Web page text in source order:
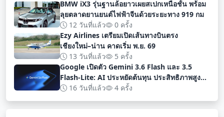
BMW iX3 รุ่นฐานล้อยาวเผยสเปกเหนือชั้น พร้อม
ลุยตลาดยานยนต์ไฟฟ้าจีนด้วยระยะทาง 919 กม
12 วันที่แล้ว
0 ครั้ง
Ezy Airlines เตรียมเปิดเส้นทางบินตรง
เชียงใหม่–น่าน คาดเริ่ม พ.ย. 69
13 วันที่แล้ว
5 ครั้ง
Google เปิดตัว Gemini 3.6 Flash และ 3.5
Flash-Lite: AI ประหยัดต้นทุน ประสิทธิภาพสูง
สำหรับนักพัฒนา
16 วันที่แล้ว 4 ครั้ง